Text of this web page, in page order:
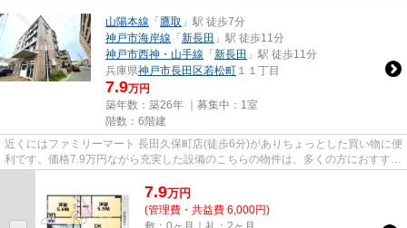
山陽本線 「 鷹取 」駅 徒歩7分
神戸市海岸線 「 新長田 」駅 徒歩11分
神戸市西神・山手線 「 新長田 」駅 徒歩11分
兵庫県神戸市長田区若松町 １１丁目
7.9万円
築年数：築26年 ｜募集中： 1室
階数：6階建
近くにはファミリーマート 長田久保町店(徒歩6分)がありちょっとした買い物に便
利です。価格7.9万円ながら充実した設備のこちらの物件は、多くの方におすすめ
7.9万円
(管理費・共益費 6,000円)